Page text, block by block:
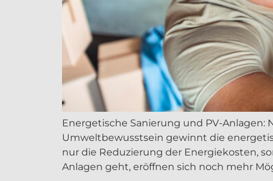
Energetische Sanierung und PV-
Umweltbewusstsein gewinnt die
nur die Reduzierung der Energiekosten,
Anlagen geht, eröffnen sich noch mehr